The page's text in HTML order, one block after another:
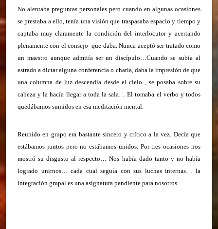
No alentaba preguntas personales pero cuando en algunas ocasiones
se prestaba a ello, tenía una visión que traspasaba espacio y tiempo y
captaba muy claramente la condición del interlocutor y acertando
plenamente con el consejo que daba. Nunca aceptó ser tratado como
un maestro aunque admitía ser un discípulo…Cuando se subía al
estrado a dictar alguna conferencia o charla, daba la impresión de que
una columna de luz descendía desde el cielo , se posaba sobre su
cabeza y la hacía llegar a toda la sala… El tomaba el verbo y todos
quedábamos sumidos en esa meditación mental.
Reunido en grupo era bastante sincero y crítico a la vez. Decía que
estábamos juntos pero no estábamos unidos. Por tres ocasiones nos
mostró su disgusto al respecto… Nos había dado tanto y no había
logrado unirnos… cada cual seguía con sus luchas internas… la
integración grupal es una asignatura pendiente para nosotros.